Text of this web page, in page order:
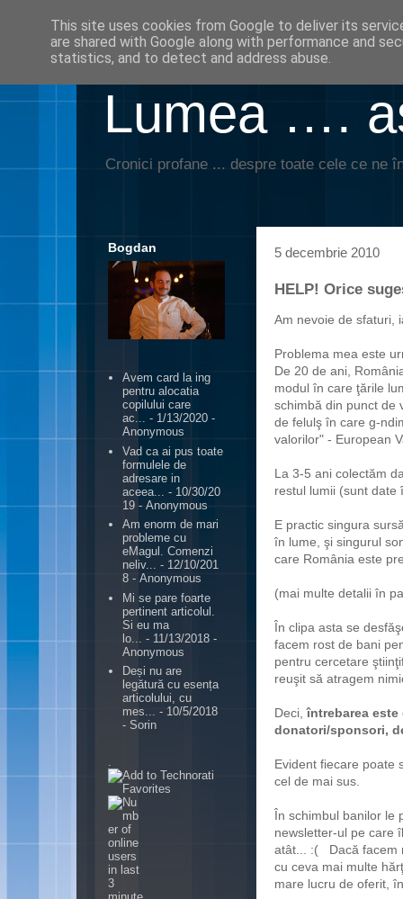
Lumea ….
Cronici profane ... despre toate cele ce ne
5 decembrie 2010
HELP! Orice
Am nevoie de sfaturi,
Problema mea este
De 20 de ani,
modul în care ţările
schimbă din punct de
de felulş în care g-
valorilor" - European
La 3-5 ani colectăm
restul lumii (sunt date
E practic singura
în lume, şi singurul
care România este
(mai multe detalii în
În clipa asta se
facem rost de bani
pentru cercetare
reuşit să atragem
Deci,întrebarea
donatori/sponsori,
Evident fiecare poate
cel de mai sus.
În schimbul banilor le
newsletter-ul pe care
atât... :( Dacă facem
cu ceva mai multe
mare lucru de oferit,
Bogdan
Avem card la ing
pentru alocatia
copilului care
ac... - 1/13/2020 -
Anonymous
Vad ca ai pus toate
formulele de
adresare in
aceea...
- 10/30/20
19 - Anonymous
Am enorm de mari
probleme cu
eMagul. Comenzi
neliv... - 12/10/201
8 - Anonymous
Mi se pare foarte
pertinent articolul.
Si eu ma
lo...
- 11/13/2018 -
Anonymous
Deși nu are
legătură cu esența
articolului, cu
mes... - 10/5/2018
- Sorin
This site uses cookies from Google to deliver its
are shared with Google along with performance and
statistics, and to detect and address abuse.